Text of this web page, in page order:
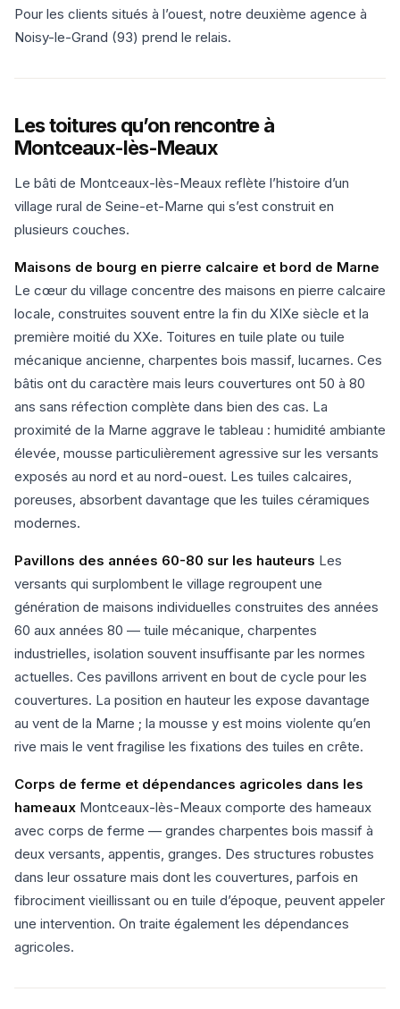
Pour les clients situés à l’ouest, notre deuxième agence à
Noisy-le-Grand (93) prend le relais.
Les toitures qu’on rencontre à
Montceaux-lès-Meaux
Le bâti de Montceaux-lès-Meaux reflète l’histoire d’un
village rural de Seine-et-Marne qui s’est construit en
plusieurs couches.
Maisons de bourg en pierre calcaire et bord de Marne
Le cœur du village concentre des maisons en pierre calcaire
locale, construites souvent entre la fin du XIXe siècle et la
première moitié du XXe. Toitures en tuile plate ou tuile
mécanique ancienne, charpentes bois massif, lucarnes. Ces
bâtis ont du caractère mais leurs couvertures ont 50 à 80
ans sans réfection complète dans bien des cas. La
proximité de la Marne aggrave le tableau : humidité ambiante
élevée, mousse particulièrement agressive sur les versants
exposés au nord et au nord-ouest. Les tuiles calcaires,
poreuses, absorbent davantage que les tuiles céramiques
modernes.
Pavillons des années 60-80 sur les hauteurs Les
versants qui surplombent le village regroupent une
génération de maisons individuelles construites des années
60 aux années 80 — tuile mécanique, charpentes
industrielles, isolation souvent insuffisante par les normes
actuelles. Ces pavillons arrivent en bout de cycle pour les
couvertures. La position en hauteur les expose davantage
au vent de la Marne ; la mousse y est moins violente qu’en
rive mais le vent fragilise les fixations des tuiles en crête.
Corps de ferme et dépendances agricoles dans les
hameaux Montceaux-lès-Meaux comporte des hameaux
avec corps de ferme — grandes charpentes bois massif à
deux versants, appentis, granges. Des structures robustes
dans leur ossature mais dont les couvertures, parfois en
fibrociment vieillissant ou en tuile d’époque, peuvent appeler
une intervention. On traite également les dépendances
agricoles.